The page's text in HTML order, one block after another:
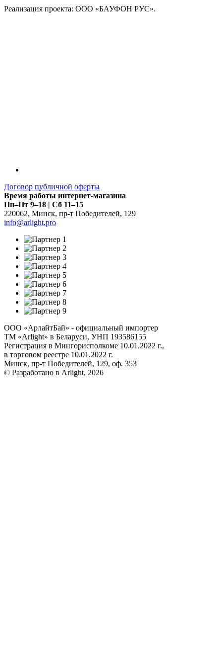
Реализация проекта: ООО «БАУФОН РУС».
Договор публичной оферты
Время работы интернет-магазина
Пн–Пт 9–18 | Сб 11–15
220062, Минск, пр-т Победителей, 129
info@arlight.pro
ООО «АрлайтБай» - официальный импортер
ТМ «Arlight» в Беларуси, УНП 193586155
Регистрация в Мингорисполкоме 10.01.2022 г.,
в торговом реестре 10.01.2022 г.
Минск, пр-т Победителей, 129, оф. 353
© Разработано в Arlight, 2026